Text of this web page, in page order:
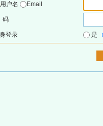
用户名
Email
码
登录 是